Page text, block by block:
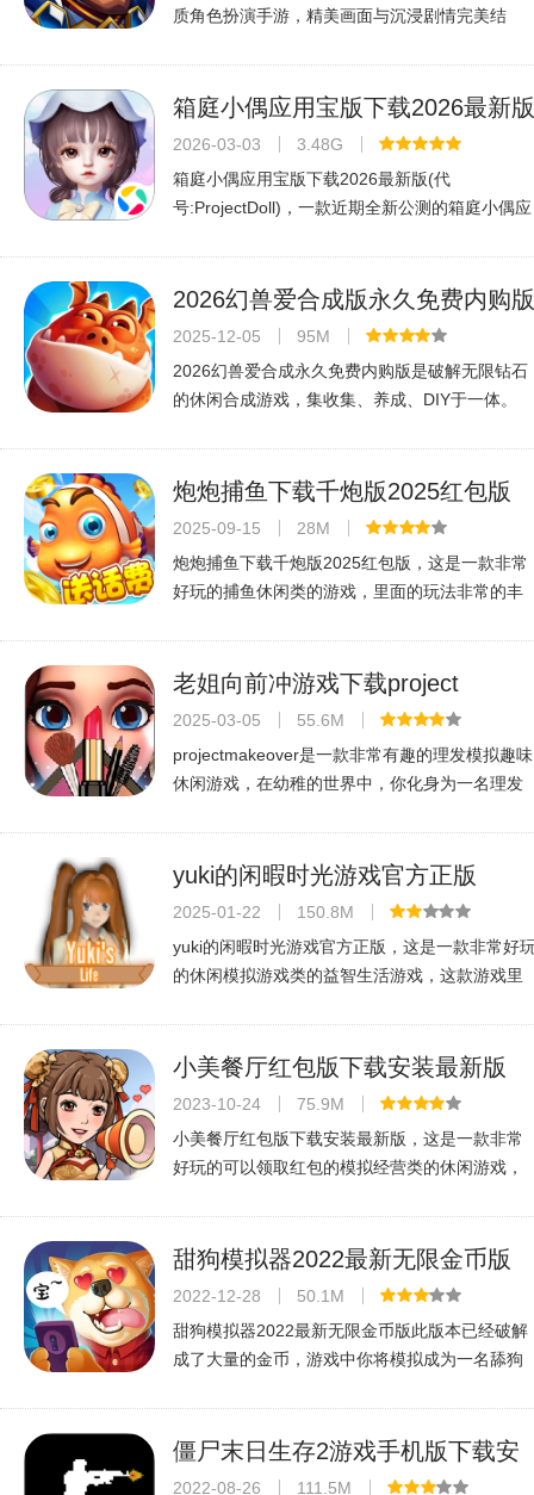
质角色扮演手游，精美画面与沉浸剧情完美结
箱庭小偶应用宝版下载2026最新版
(代号:Project Doll)v1.0.6官方正版
2026-03-03
3.48G
箱庭小偶应用宝版下载2026最新版(代
号:ProjectDoll)，一款近期全新公测的箱庭小偶应
色，在线穿搭装扮，云端体验养娃的乐趣，模
2026幻兽爱合成版永久免费内购版
v2.6.8最新版
2025-12-05
95M
2026幻兽爱合成永久免费内购版是破解无限钻石
的休闲合成游戏，集收集、养成、DIY于一体。
法丰富，快来体验！
炮炮捕鱼下载千炮版2025红包版
v6.3.0.0最新安卓官方版
2025-09-15
28M
炮炮捕鱼下载千炮版2025红包版，这是一款非常
好玩的捕鱼休闲类的游戏，里面的玩法非常的丰
捕鱼的玩法非常的有趣，你还可以领
老姐向前冲游戏下载project
makeover无限金币版v2.108.3安
版
2025-03-05
55.6M
projectmakeover是一款非常有趣的理发模拟趣味
休闲游戏，在幼稚的世界中，你化身为一名理发
格，顾客满意你就会得到相应的报酬，
yuki的闲暇时光游戏官方正版
v1.0.2最新安卓版
2025-01-22
150.8M
yuki的闲暇时光游戏官方正版，这是一款非常好
的休闲模拟游戏类的益智生活游戏，这款游戏里
到很多隐藏的任务，画面卡通。喜欢
小美餐厅红包版下载安装最新版
v1.2.1最新红包官方版
2023-10-24
75.9M
小美餐厅红包版下载安装最新版，这是一款非常
好玩的可以领取红包的模拟经营类的休闲游戏，
进行各种任务的领取，就可以免费获
甜狗模拟器2022最新无限金币版
v1.2.5最新版
2022-12-28
50.1M
甜狗模拟器2022最新无限金币版此版本已经破解
成了大量的金币，游戏中你将模拟成为一名舔狗
十分搞笑，快来与您喜欢的人甜蜜互
僵尸末日生存2游戏手机版下载安
装v2.1.0安卓版
2022-08-26 111.5M